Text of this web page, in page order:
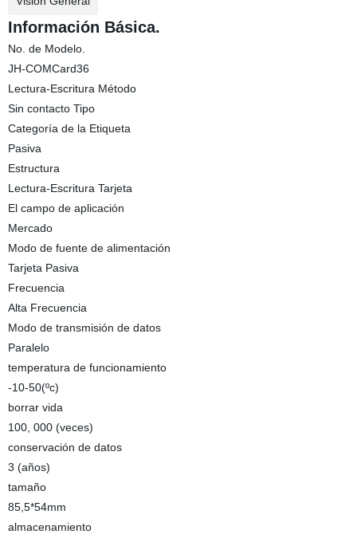
Información Básica.
No. de Modelo.
JH-COMCard36
Lectura-Escritura Método
Sin contacto Tipo
Categoría de la Etiqueta
Pasiva
Estructura
Lectura-Escritura Tarjeta
El campo de aplicación
Mercado
Modo de fuente de alimentación
Tarjeta Pasiva
Frecuencia
Alta Frecuencia
Modo de transmisión de datos
Paralelo
temperatura de funcionamiento
-10-50(ºc)
borrar vida
100, 000 (veces)
conservación de datos
3 (años)
tamaño
85,5*54mm
almacenamiento